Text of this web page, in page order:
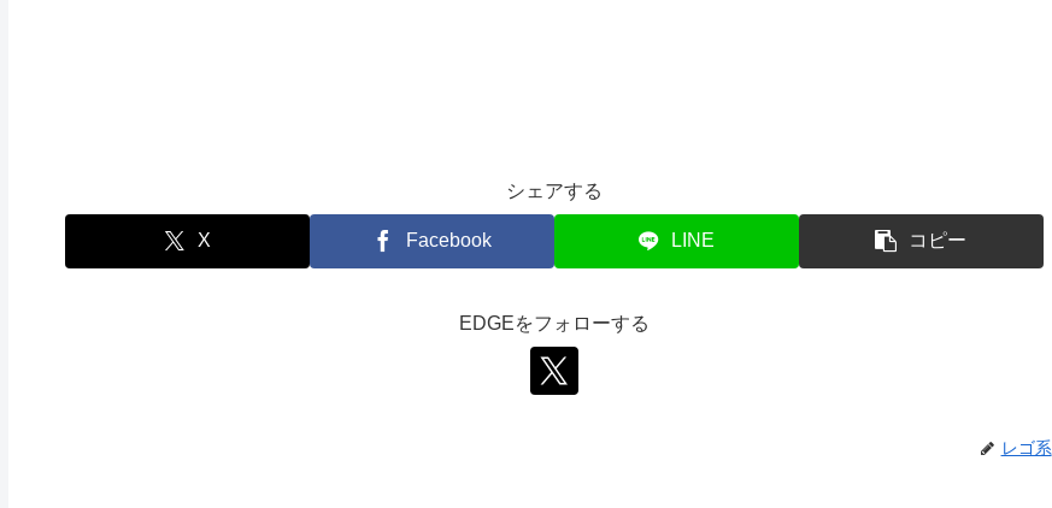
シェアする
X Facebook LINE コピー
EDGEをフォローする
レゴ系